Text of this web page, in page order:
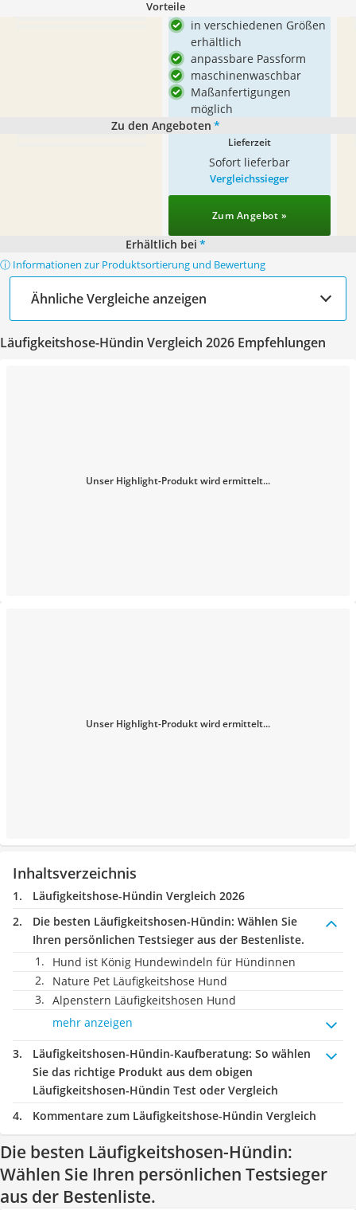
Vorteile
in verschiedenen Größen
erhältlich
anpassbare Passform
maschinenwaschbar
Maßanfertigungen
möglich
Zu den Angeboten *
Lieferzeit
Sofort lieferbar
Vergleichssieger
Zum Angebot »
Erhältlich bei *
ⓘ Informationen zur Produktsortierung und Bewertung
Ähnliche Vergleiche anzeigen
Läufigkeitshose-Hündin Vergleich 2026 Empfehlungen
Unser Highlight-Produkt wird ermittelt...
Unser Highlight-Produkt wird ermittelt...
Inhaltsverzeichnis
Läufigkeitshose-Hündin Vergleich 2026
Die besten Läufigkeitshosen-Hündin: Wählen Sie
Ihren persönlichen Testsieger aus der Bestenliste.
Hund ist König Hundewindeln für Hündinnen
Nature Pet Läufigkeitshose Hund
Alpenstern Läufigkeitshosen Hund
mehr anzeigen
Läufigkeitshosen-Hündin-Kaufberatung: So wählen
Sie das richtige Produkt aus dem obigen
Läufigkeitshosen-Hündin Test oder Vergleich
Kommentare zum Läufigkeitshose-Hündin Vergleich
Die besten Läufigkeitshosen-Hündin:
Wählen Sie Ihren persönlichen Testsieger
aus der Bestenliste.